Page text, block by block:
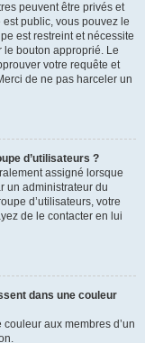
peuvent être privés et
public, vous pouvez le
est restreint et nécessite
bouton approprié. Le
votre requête et
de ne pas harceler un
d’utilisateurs ?
assigné lorsque
un administrateur du
d’utilisateurs, votre
de le contacter en lui
dans une couleur
aux membres d’un